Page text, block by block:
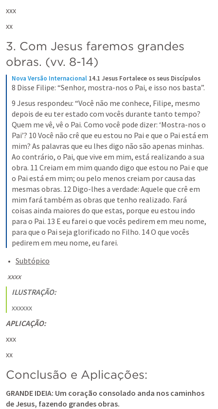
xxx
xx
3. Com Jesus faremos grandes
obras. (vv. 8-14)
Nova Versão Internacional 14.1 Jesus Fortalece os seus Discípulos
8 Disse Filipe: “Senhor, mostra-nos o Pai, e isso nos basta”.
9 Jesus respondeu: “Você não me conhece, Filipe, mesmo
depois de eu ter estado com vocês durante tanto tempo?
Quem me vê, vê o Pai. Como você pode dizer: ‘Mostra-nos o
Pai’? 10 Você não crê que eu estou no Pai e que o Pai está em
mim? As palavras que eu lhes digo não são apenas minhas.
Ao contrário, o Pai, que vive em mim, está realizando a sua
obra. 11 Creiam em mim quando digo que estou no Pai e que
o Pai está em mim; ou pelo menos creiam por causa das
mesmas obras. 12 Digo-lhes a verdade: Aquele que crê em
mim fará também as obras que tenho realizado. Fará
coisas ainda maiores do que estas, porque eu estou indo
para o Pai. 13 E eu farei o que vocês pedirem em meu nome,
para que o Pai seja glorificado no Filho. 14 O que vocês
pedirem em meu nome, eu farei.
Subtópico
xxxx
ILUSTRAÇÃO:
xxxxxx
APLICAÇÃO:
xxx
xx
Conclusão e Aplicações:
GRANDE IDEIA: Um coração consolado anda nos caminhos
de Jesus, fazendo grandes obras.